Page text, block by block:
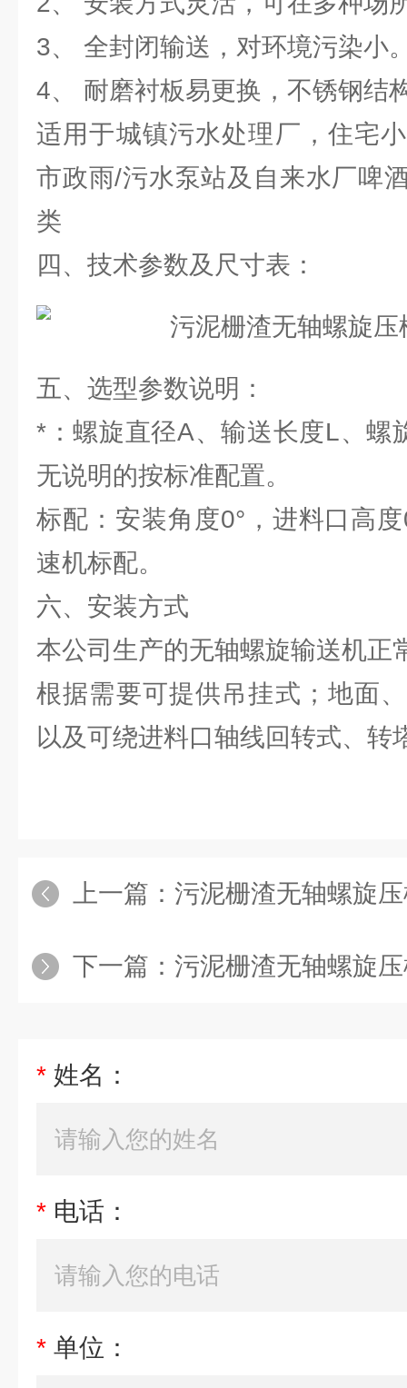
3、 全封闭输送，对环境污染小
4、 耐磨衬板易更换，不锈钢结
适用于城镇污水处理厂，住宅
市政雨/污水泵站及自来水厂啤
类
四、技术参数及尺寸表：
五、选型参数说明：
*：螺旋直径A、输送长度L、螺
无说明的按标准配置。
标配：安装角度0°，进料口高
速机标配。
六、安装方式
本公司生产的无轴螺旋输送机正
根据需要可提供吊挂式；地面
以及可绕进料口轴线回转式、转
上一篇： 污泥栅渣无轴螺旋
下一篇： 污泥栅渣无轴螺旋
* 姓名：
* 电话：
* 单位：